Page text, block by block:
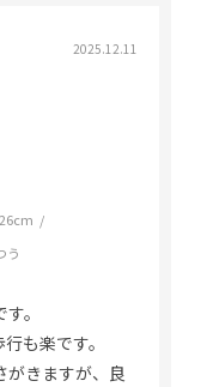
2025.12.11
う
。
も楽です。
がきますが、良